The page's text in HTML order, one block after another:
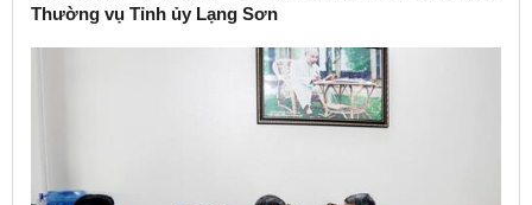
Thường vụ Tỉnh ủy Lạng Sơn